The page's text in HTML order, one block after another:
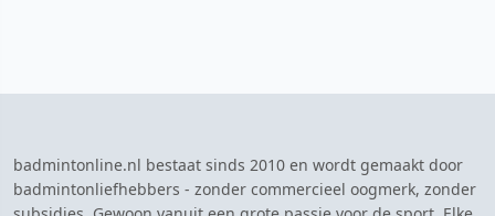
badmintonline.nl bestaat sinds 2010 en wordt gemaakt door
badmintonliefhebbers - zonder commercieel oogmerk, zonder